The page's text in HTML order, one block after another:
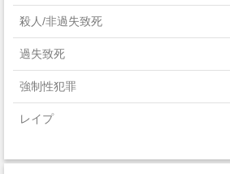
殺人/非過失致死
過失致死
強制性犯罪
レイプ